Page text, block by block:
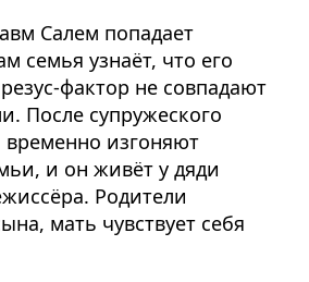
Салем попадает
семья узнаёт, что его
фактор не совпадают
После супружеского
временно изгоняют
и он живёт у дяди
Родители
мать чувствует себя